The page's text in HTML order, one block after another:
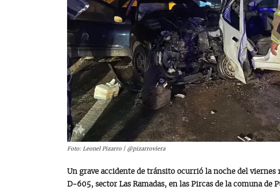
Foto: Leonel Pizarro | @pizarroviera
Un grave accidente de tránsito ocurrió la noche del viernes
D-605, sector Las Ramadas, en las Pircas de la comuna de